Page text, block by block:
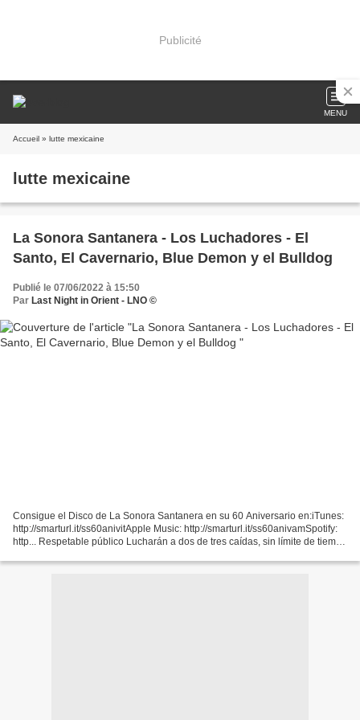
Publicité
MENU
Accueil » lutte mexicaine
lutte mexicaine
La Sonora Santanera - Los Luchadores - El
Santo, El Cavernario, Blue Demon y el Bulldog
Publié le 07/06/2022 à 15:50
Par Last Night in Orient - LNO ©
Consigue el Disco de La Sonora Santanera en su 60 Aniversario en:iTunes:
http://smarturl.it/ss60anivitApple Music: http://smarturl.it/ss60anivamSpotify:
http... Respetable público Lucharán a dos de tres caídas, sin límite de tiempo